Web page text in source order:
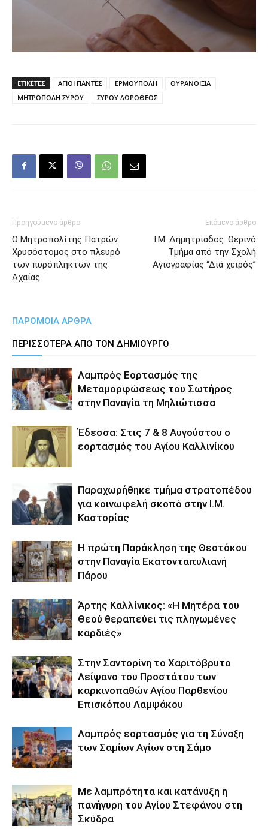
ΕΤΙΚΕΤΕΣ ΑΓΙΟΙ ΠΑΝΤΕΣ ΕΡΜΟΥΠΟΛΗ
ΘΥΡΑΝΟΙΞΙΑ
ΜΗΤΡΟΠΟΛΗ ΣΥΡΟΥ
ΣΥΡΟΥ ΔΩΡΟΘΕΟΣ
Προηγούμενο άρθρο
Ο Μητροπολίτης Πατρών
Χρυσόστομος στο πλευρό
των πυρόπληκτων της
Αχαΐας
Επόμενο άρθρο
Ι.Μ. Δημητριάδος: Θερινό
Τμήμα από την Σχολή
Αγιογραφίας “Διά χειρός”
ΠΑΡΟΜΟΙΑ ΑΡΘΡΑ
ΠΕΡΙΣΣΟΤΕΡΑ ΑΠΟ ΤΟΝ ΔΗΜΙΟΥΡΓΟ
Λαμπρός Εορτασμός της
Μεταμορφώσεως του Σωτήρος
στην Παναγία τη Μηλιώτισσα
Έδεσσα: Στις 7 & 8 Αυγούστου ο
εορτασμός του Αγίου Καλλινίκου
Παραχωρήθηκε τμήμα στρατοπέδου
για κοινωφελή σκοπό στην Ι.Μ.
Καστορίας
Η πρώτη Παράκληση της Θεοτόκου
στην Παναγία Εκατονταπυλιανή
Πάρου
Άρτης Καλλίνικος: «Η Μητέρα του
Θεού θεραπεύει τις πληγωμένες
καρδιές»
Στην Σαντορίνη το Χαριτόβρυτο
Λείψανο του Προστάτου των
καρκινοπαθών Αγίου Παρθενίου
Επισκόπου Λαμψάκου
Λαμπρός εορτασμός για τη Σύναξη
των Σαμίων Αγίων στη Σάμο
Με λαμπρότητα και κατάνυξη η
πανήγυρη του Αγίου Στεφάνου στη
Σκύδρα